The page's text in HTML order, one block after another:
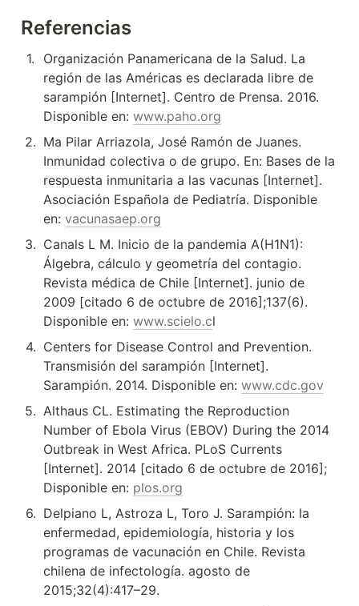
Referencias
1.
Organización Panamericana de la Salud. La
región de las Américas es declarada libre de
sarampión [Internet]. Centro de Prensa. 2016.
Disponible en: www.paho.org
2. Ma Pilar Arriazola, José Ramón de Juanes.
Inmunidad colectiva o de grupo. En: Bases de la
respuesta inmunitaria a las vacunas [Internet].
Asociación Española de Pediatría. Disponible
en: vacunasaep.org
3. Canals L M. Inicio de la pandemia A(H1N1):
Álgebra, cálculo y geometría del contagio.
Revista médica de Chile [Internet]. junio de
2009 [citado 6 de octubre de 2016];137(6).
Disponible en: www.scielo.cl
4. Centers for Disease Control and Prevention.
Transmisión del sarampión [Internet].
Sarampión. 2014. Disponible en: www.cdc.gov
5. Althaus CL. Estimating the Reproduction
Number of Ebola Virus (EBOV) During the 2014
Outbreak in West Africa. PLoS Currents
[Internet]. 2014 [citado 6 de octubre de 2016];
Disponible en: plos.org
6. Delpiano L, Astroza L, Toro J. Sarampión: la
enfermedad, epidemiología, historia y los
programas de vacunación en Chile. Revista
chilena de infectología. agosto de
2015;32(4):417–29.